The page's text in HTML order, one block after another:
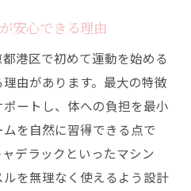
安心できる理由
港区で初めて運動を始める
由があります。最大の特徴
ートし、体への負担を最小
を自然に習得できる点で
デラックといったマシン
を無理なく使えるよう設計